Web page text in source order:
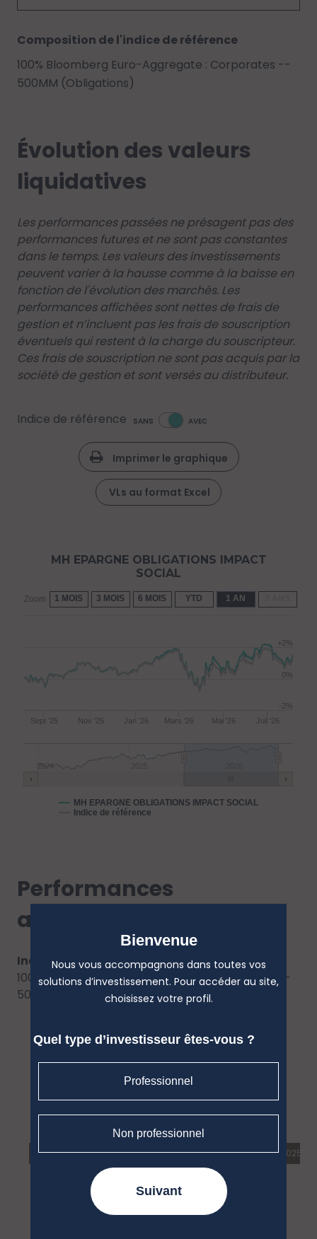
Composition de l'indice de référence
100% Bloomberg Euro-Aggregate : Corporates --
500MM (Obligations)
Évolution des valeurs
liquidatives
Les performances passées ne présagent pas des
performances futures et ne sont pas constantes
dans le temps. Les valeurs des investissements
peuvent varier à la hausse comme à la baisse en
fonction de l'évolution des marchés. Les
performances affichées sont nettes de frais de
gestion et n’incluent pas les frais de souscription
éventuels qui restent à la charge du souscripteur.
Ces frais de souscription ne sont pas acquis par la
société de gestion et sont versés au distributeur.
Indice de référence SANS AVEC
Imprimer le graphique
VLs au format Excel
Zoom 1 MOIS 3 MOIS 6 MOIS YTD 1 AN
MH EPARGNE OBLIGATIONS IMPACT
SOCIAL
MH EPARGNE OBLIGATIONS IMPACT SOCIAL
Indice de référence
Sept '25 Nov '25 Jan '26 Mars '26 Mai '26 Juil '26
2024
-2%
0%
+2%
Performances
annualisées
Indice de référence :
100% Bloomberg Euro-Aggregate : Corporates --
500MM (Obligations)
Bienvenue
Nous vous accompagnons dans toutes vos
solutions d’investissement. Pour accéder au site,
choisissez votre profil.
Quel type d’investisseur êtes-vous ?
Professionnel
Non professionnel
Suivant